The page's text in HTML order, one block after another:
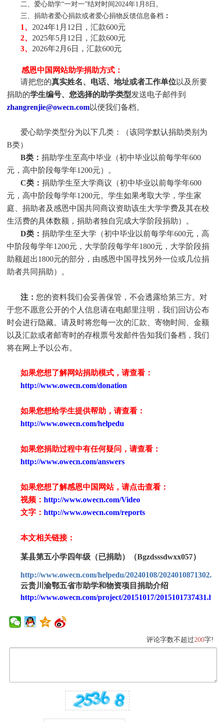
二、爱心助学“一对一”结对时间2024年1月8日。
三、捐助者爱心捐款或者爱心捐物反馈信息备档 ：
1、 2024年1月12日，汇款600元
2、 2025年5月12日，汇款600元
3、 2026年2月6日，汇款600元
感恩中国网站助学捐助方式：
请把您的真实姓名、电话、地址或者工作单位以及所要
捐助的学生编号、您选择的助学类型发送电子邮件到
zhangrenjie@owecn.com以便我们备档。
爱心助学类型分为以下几类：（该同学默认捐助类别为
B类）
B类： 捐助学生至高中毕业（初中毕业以前每学年600
元，高中阶段每学年1200元）。
C类： 捐助学生至大学商议（初中毕业以前每学年600
元，高中阶段每学年1200元。 学生如果考取大学， 学生家
庭、捐助者及感恩中国共同商议资助该生大学学费及其在校
生活费的具体数额，捐助者独自完成大学阶段捐助）。
D类： 捐助学生至大学（初中毕业以前每学年600元，高
中阶段每学年1200元，大学阶段每学年1800元，大学阶段捐
助额超出1800元的部分，由感恩中国寻找另外一位或几位捐
助者共同捐助）。
注： 您的资料我们会妥善保管，不会透露给第三方。对
于您不愿意公开的个人信息请在电邮里注明，我们回访公布
时会进行隐藏。请及时将您每一次的汇款、寄物时间、金额
以及汇款或者邮寄时的存根票号发邮件告知我们备档，我们
将在网上予以公布。
如果您想了解网站捐助模式，请查看：
http://www.owecn.com/donation
如果您想给学生提供帮助，请查看：
http://www.owecn.com/helpedu
如果您捐助过程中有任何疑问，请查看：
http://www.owecn.com/answers
如果您想了解感恩中国网站，请点击查看：
视频： http://www.owecn.com/Video
文字： http://www.owecn.com/reports
本文相关链接：
某县第五小学四年级（已捐助）（Bgzdsssdwxx057）
http://www.owecn.com/helpedu/20240108/
云贵川渝鄂五省市助学和物资项目捐助介绍
http://www.owecn.com/project/20151017/
评论字数不超过200字!